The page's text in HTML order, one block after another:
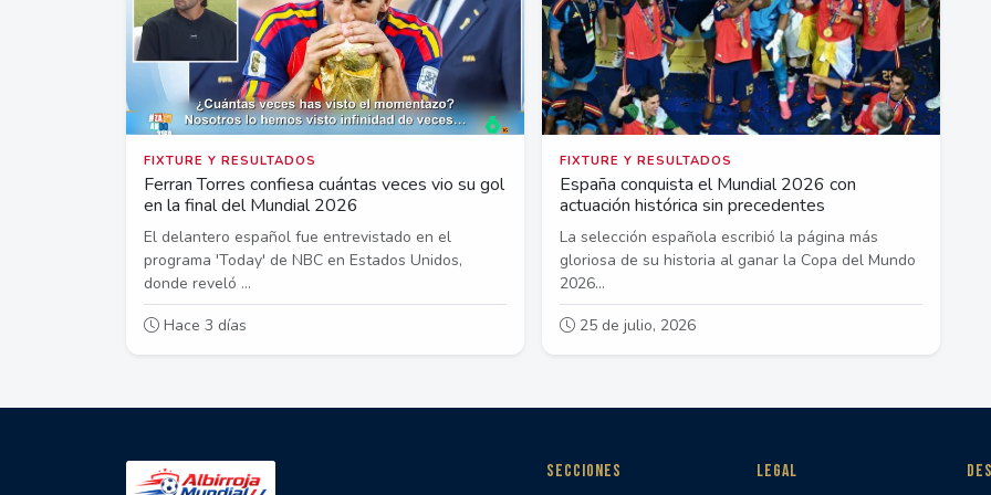
FIXTURE Y RESULTADOS
Ferran Torres confiesa cuántas veces vio su gol
en la final del Mundial 2026
El delantero español fue entrevistado en el
programa 'Today' de NBC en Estados Unidos,
donde reveló ...
Hace 3 días
FIXTURE Y RESULTADOS
España conquista el Mundial 2026 con
actuación histórica sin precedentes
La selección española escribió la página más
gloriosa de su historia al ganar la Copa del Mundo
2026...
25 de julio, 2026
SECCIONES LEGAL